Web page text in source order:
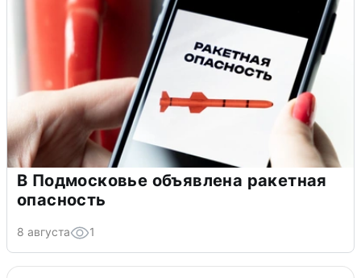
В Подмосковье объявлена ракетная
опасность
8 августа 1